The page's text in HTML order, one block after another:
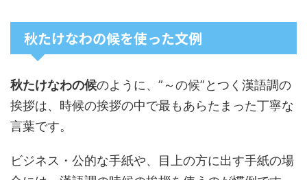
秋たけなわの候を使った文例
秋たけなわの候のように、”～の候”とつく漢語調の
挨拶は、時候の挨拶の中で最もあらたまった丁寧な
言葉です。
ビジネス・公的な手紙や、目上の方に出す手紙の場